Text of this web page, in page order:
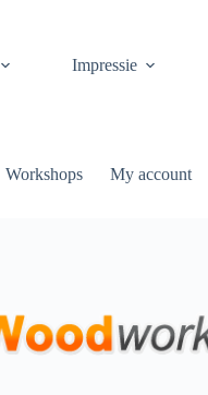
Impressie
Workshops My account